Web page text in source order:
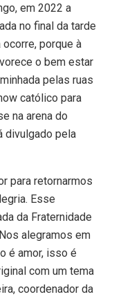
em 2022 a
no final da tarde
porque à
o bem estar
pelas ruas
católico para
na arena do
divulgado pela
para retornarmos
Esse
da Fraternidade
alegramos em
é amor, isso é
com um tema
coordenador da